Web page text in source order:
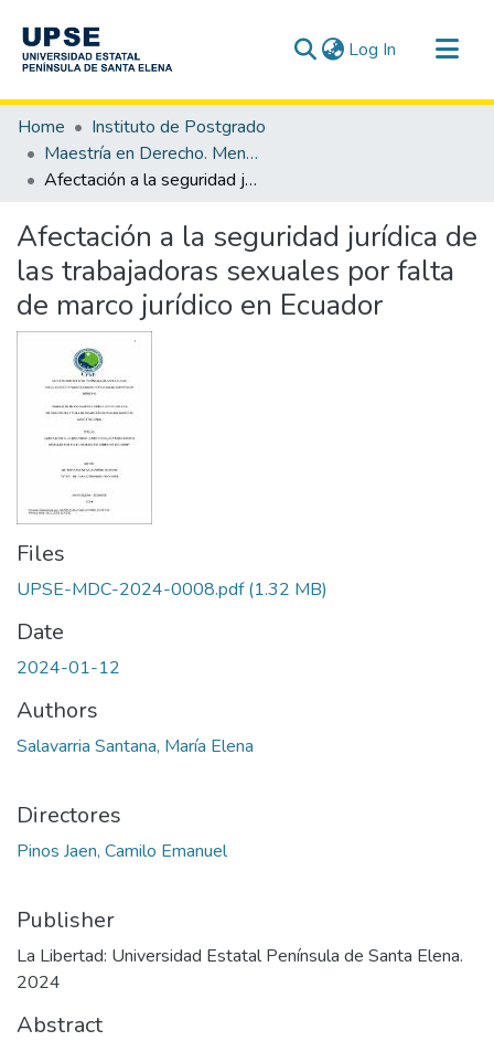
Log In (current)
Communities & Collections
All of DSpace
Statistics
Home
Instituto de Postgrado
Maestría en Derecho. Mención Derecho Constitucional
Afectación a la seguridad jurídica de las trabajadoras sexuales por falta de marco jurídico en Ecuador
Afectación a la seguridad jurídica de
las trabajadoras sexuales por falta
de marco jurídico en Ecuador
Files
UPSE-MDC-2024-0008.pdf(1.32 MB)
Date
2024-01-12
Authors
Salavarria Santana, María Elena
Directores
Pinos Jaen, Camilo Emanuel
Publisher
La Libertad: Universidad Estatal Península de Santa Elena.
2024
Abstract